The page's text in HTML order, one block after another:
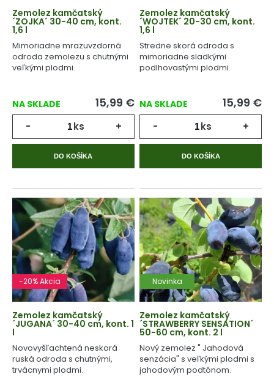
Zemolez kamčatský
´ZOJKA´ 30-40 cm, kont.
1,6 l
Mimoriadne mrazuvzdorná
odroda zemolezu s chutnými
veľkými plodmi.
NA SKLADE 15,99 €
- ks +
DO KOŠÍKA
Zemolez kamčatský
´WOJTEK´ 20-30 cm, kont.
1,6 l
Stredne skorá odroda s
mimoriadne sladkými
podlhovastými plodmi.
NA SKLADE 15,99 €
- ks +
DO KOŠÍKA
-20% Akcia
Zemolez kamčatský
´JUGANA´ 30-40 cm, kont. 1
l
Novovyšľachtená neskorá
ruská odroda s chutnými,
trvácnymi plodmi.
Novinka
Zemolez kamčatský
´STRAWBERRY SENSATION´
50-60 cm, kont. 2 l
Nový zemolez " Jahodová
senzácia" s veľkými plodmi s
jahodovým podtónom.